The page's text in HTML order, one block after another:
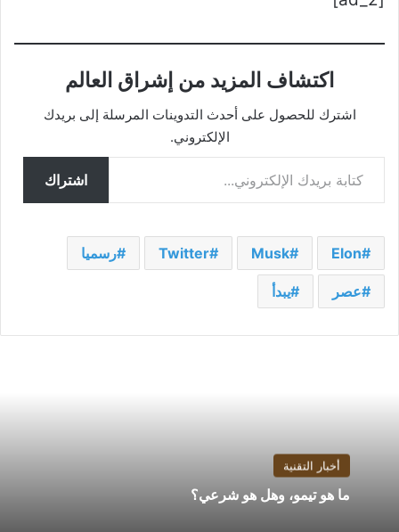
اكتشاف المزيد من إشراق العالم
اشترك للحصول على أحدث التدوينات المرسلة إلى بريدك
الإلكتروني.
كتابة بريدك الإلكتروني...
اشتراك
Elon
Musk
Twitter رسميا
عصر يبدأ
أخبار التقنية
ما هو تيمو، وهل هو شرعي؟